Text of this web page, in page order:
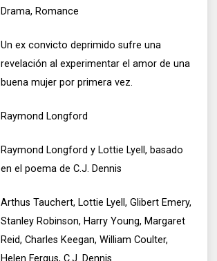
Drama, Romance
Un ex convicto deprimido sufre una
revelación al experimentar el amor de una
buena mujer por primera vez.
Raymond Longford
Raymond Longford y Lottie Lyell, basado
en el poema de C.J. Dennis
Arthus Tauchert, Lottie Lyell, Glibert Emery,
Stanley Robinson, Harry Young, Margaret
Reid, Charles Keegan, William Coulter,
Helen Fergus, C.J. Dennis